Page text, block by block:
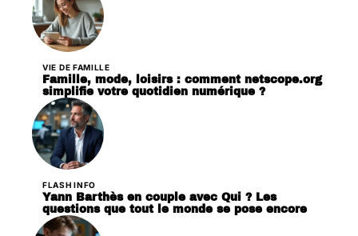
VIE DE FAMILLE
Famille, mode, loisirs : comment netscope.org
simplifie votre quotidien numérique ?
FLASH INFO
Yann Barthès en couple avec Qui ? Les
questions que tout le monde se pose encore